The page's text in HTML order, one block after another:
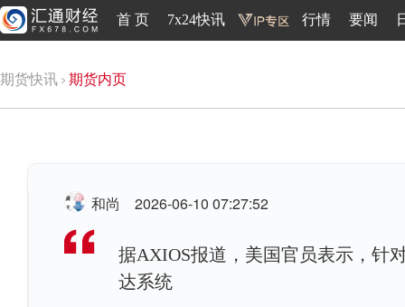
首 页 7x24快讯 行情 要闻
期货快讯 期货内页
和尚 2026-06-10 07:27:52
据AXIOS报道，美国官员表示，针
达系统